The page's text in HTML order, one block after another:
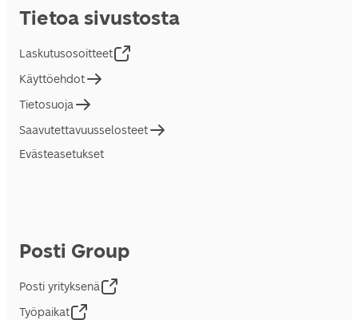
Tietoa sivustosta
Laskutusosoitteet
Käyttöehdot
Tietosuoja
Saavutettavuusselosteet
Evästeasetukset
Posti Group
Posti yrityksenä
Työpaikat